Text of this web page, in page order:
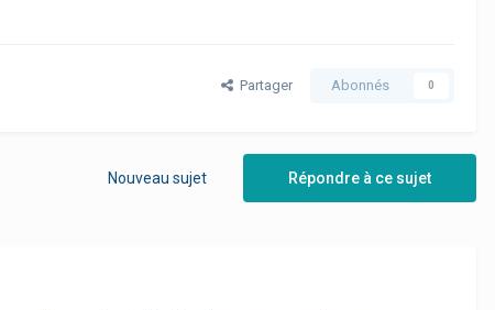
Partager Abonnés 0
Répondre à ce sujet
Nouveau sujet